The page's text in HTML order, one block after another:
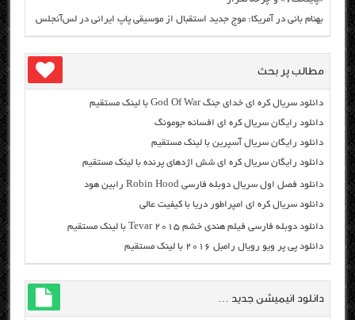
بهنام بانی در آمریکا: موج جدید استقبال از موسیقی پاپ ایرانی در لس‌آنجلس
مطالب پر بحث
دانلود سریال کره ای خدای جنگ God Of War با لینک مستقیم
دانلود رایگان سریال کره ای افسانه جومونگ
دانلود رایگان سریال آسپرین با لینک مستقیم
دانلود رایگان سریال کره ای شش اژدهای پرنده با لینک مستقیم
دانلود فصل اول سریال دوبله فارسی Robin Hood رابین هود
دانلود سریال کره ای امپراطور دریا با کیفیت عالی
دانلود دوبله فارسی فیلم هندی خشم Tevar ۲۰۱۵ با لینک مستقیم
دانلود پی پر ویو رویال رامبل ۲۰۱۶ با لینک مستقیم
دانلود انیمیشن جدید …